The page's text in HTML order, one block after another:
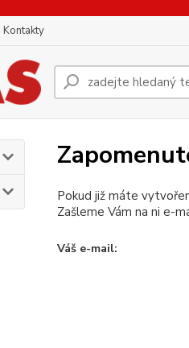
Kontakty
Pokud již máte
Zašleme Vám na ni e-
Váš e-mail: